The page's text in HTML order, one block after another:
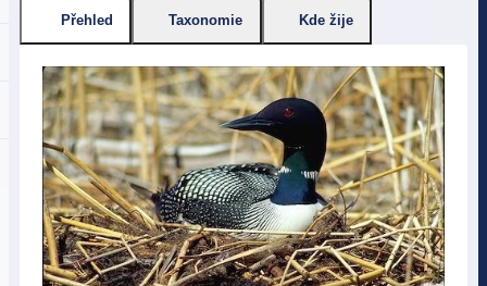
Přehled Taxonomie Kde žije